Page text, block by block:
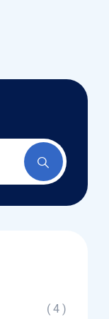
( 4 )